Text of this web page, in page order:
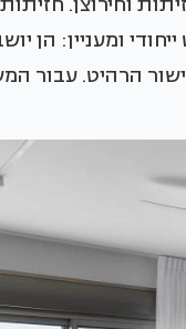
ומעניין: הן
הרהיט. עבור